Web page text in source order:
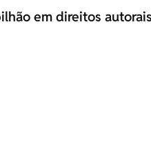
em direitos